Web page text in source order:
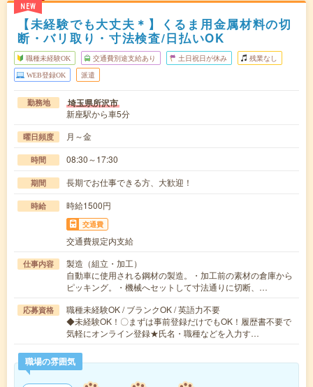
NEW
【未経験でも大丈夫＊】くるま用金属材料の切
断・バリ取り・寸法検査/日払いOK
職種未経験OK 交通費別途支給あり 土日祝日が休み 残業なし
WEB登録OK 派遣
勤務地 埼玉県所沢市
新座駅から車5分
曜日頻度 月～金
時間 08:30～17:30
期間 長期でお仕事できる方、大歓迎！
時給 時給1500円
交通費
交通費規定内支給
仕事内容
製造（組立・加工）
自動車に使用される鋼材の製造。・加工前の素材の倉庫から
ピッキング。・機械へセットして寸法通りに切断、…
応募資格
職種未経験OK / ブランクOK / 英語力不要
◆未経験OK！〇まずは事前登録だけでもOK！履歴書不要で
気軽にオンライン登録★氏名・職種などを入力す…
職場の雰囲気